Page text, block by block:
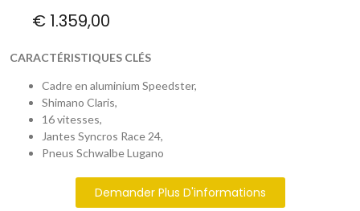
€ 1.359,00
CARACTÉRISTIQUES CLÉS
Cadre en aluminium Speedster,
Shimano Claris,
16 vitesses,
Jantes Syncros Race 24,
Pneus Schwalbe Lugano
Demander Plus D'informations